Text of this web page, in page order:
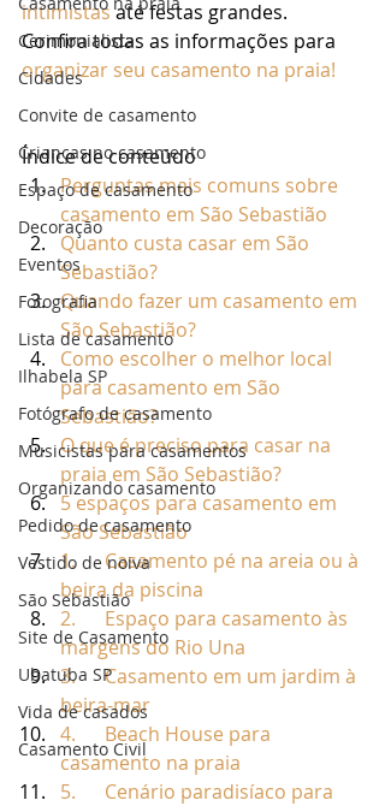
Cerimonialista
Cidades
Convite de casamento
Crianças no casamento
Espaço de casamento
Decoração
Eventos
Fotografia
Lista de casamento
Ilhabela SP
Fotógrafo de casamento
Musicistas para casamentos
Organizando casamento
Pedido de casamento
Vestido de noiva
São Sebastião
Site de Casamento
Ubatuba SP
Vida de casados
Casamento Civil
intimistas até festas grandes.
Confira todas as informações para
organizar seu casamento na praia!
Índice de conteúdo
Perguntas mais comuns sobre
casamento em São Sebastião
Quanto custa casar em São
Sebastião?
Quando fazer um casamento em
São Sebastião?
Como escolher o melhor local
para casamento em São
Sebastião?
O que é preciso para casar na
praia em São Sebastião?
5 espaços para casamento em
São Sebastião
1.      Casamento pé na areia ou à
beira da piscina
2.      Espaço para casamento às
margens do Rio Una
3.      Casamento em um jardim à
beira-mar
4.      Beach House para
casamento na praia
5.      Cenário paradisíaco para